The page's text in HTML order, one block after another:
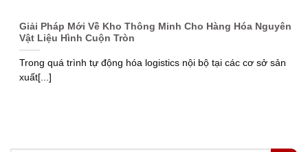
Giải Pháp Mới Về Kho Thông Minh Cho Hàng Hóa Nguyên
Vật Liệu Hình Cuộn Tròn
Trong quá trình tự động hóa logistics nội bộ tại các cơ sở sản
xuất[...]